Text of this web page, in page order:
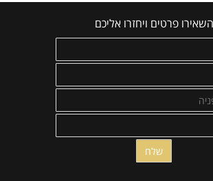
השאירו פרטים ויחזרו אליכם